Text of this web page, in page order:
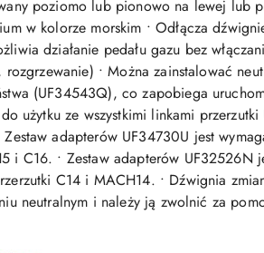
poziomo lub pionowo na lewej lub
w kolorze morskim • Odłącza
działanie pedału gazu bez
• Można zainstalować
(UF34543Q), co zapobiega
użytku ze wszystkimi linkami
adapterów UF34730U jest
i C16. • Zestaw adapterów UF32526N
C14 i MACH14. • Dźwignia
neutralnym i należy ją zwolnić za